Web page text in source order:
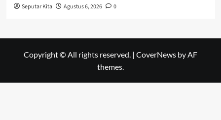
Seputar Kita Agustus 6, 2026 0
Copyright © All rights reserved. | CoverNews by AF
themes.